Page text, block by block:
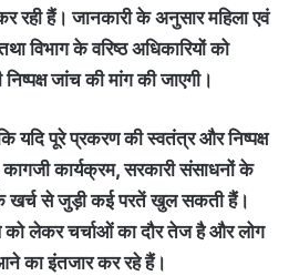
रही हैं। जानकारी के अनुसार महिला एवं
विभाग के वरिष्ठ अधिकारियों को
जांच की मांग की जाएगी।
यदि पूरे प्रकरण की स्वतंत्र और निष्पक्ष
कागजी कार्यक्रम, सरकारी संसाधनों के
खर्च से जुड़ी कई परतें खुल सकती हैं।
को लेकर चर्चाओं का दौर तेज है और लोग
का इंतजार कर रहे हैं।